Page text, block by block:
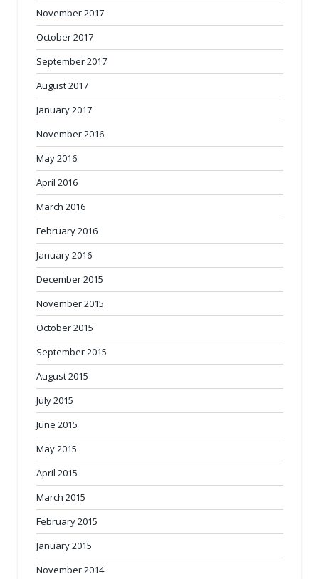
November 2017
October 2017
September 2017
August 2017
January 2017
November 2016
May 2016
April 2016
March 2016
February 2016
January 2016
December 2015
November 2015
October 2015
September 2015
August 2015
July 2015
June 2015
May 2015
April 2015
March 2015
February 2015
January 2015
November 2014